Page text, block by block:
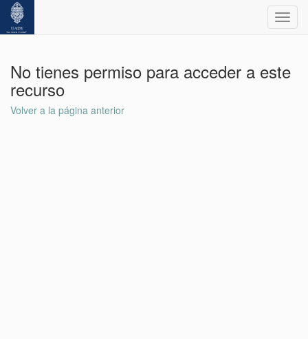
No tienes permiso para acceder a este
recurso
Volver a la página anterior